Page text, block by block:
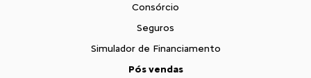
Consórcio
Seguros
Simulador de Financiamento
Pós vendas